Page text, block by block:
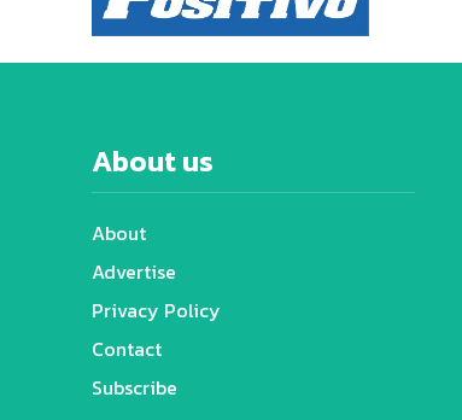
About us
About
Advertise
Privacy Policy
Contact
Subscribe